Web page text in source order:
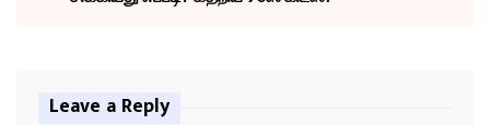
Leave a Reply